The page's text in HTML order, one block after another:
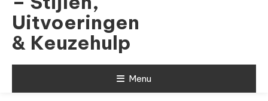
Uitvoeringen
& Keuzehulp
Menu